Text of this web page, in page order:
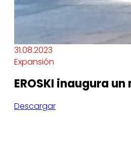
31.08.2023
Expansión
EROSKI inaugura
Descargar